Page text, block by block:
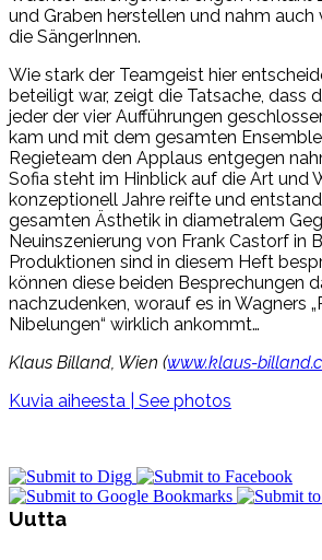
und Graben herstellen und nahm auch
die SängerInnen.
Wie stark der Teamgeist hier
beteiligt war, zeigt die Tatsache, dass
jeder der vier Aufführungen
kam und mit dem gesamten
Regieteam den Applaus entgegen
Sofia steht im Hinblick auf die Art und
konzeptionell Jahre reifte und
gesamten Ästhetik in diametralem
Neuinszenierung von Frank Castorf in
Produktionen sind in diesem Heft
können diese beiden Besprechungen
nachzudenken, worauf es in Wagners
Nibelungen“ wirklich ankommt…
Klaus Billand, Wien (www.klaus-
Kuvia aiheesta | See photos
Uutta